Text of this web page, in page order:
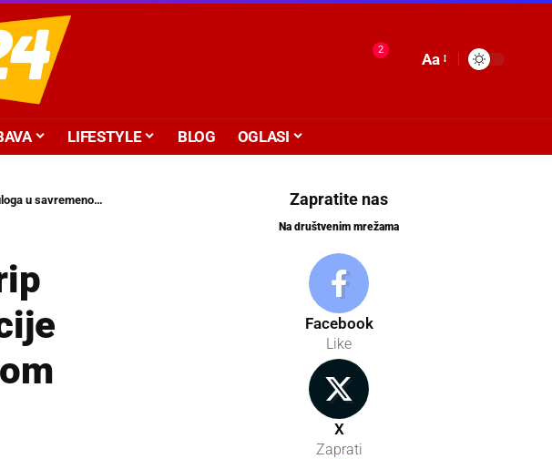
2
Aa
LIFESTYLE BLOG OGLASI
autorskom stripu Zapratite nas
Na društvenim mrežama
Facebook
Like
X
Zaprati